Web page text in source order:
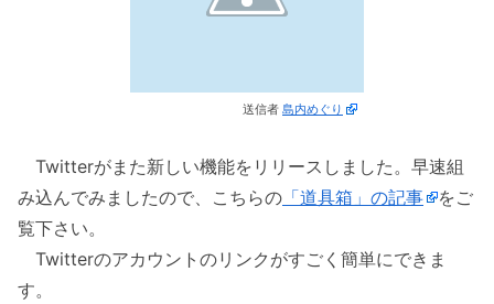
送信者 島内めぐり
Twitterがまた新しい機能をリリースしました。早速組
み込んでみましたので、こちらの 「道具箱」の記事
をご
覧下さい。
Twitterのアカウントのリンクがすごく簡単にできま
す。